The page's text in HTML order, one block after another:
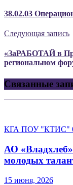
38.02.03
Следующая запись
«ЗаРАБОТАЙ в
региональном
Связанные
КГА ПОУ "КТИС"
АО
молодых
15 июня, 2026